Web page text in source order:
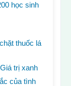
học sinh
thuốc lá
trị xanh
của tình